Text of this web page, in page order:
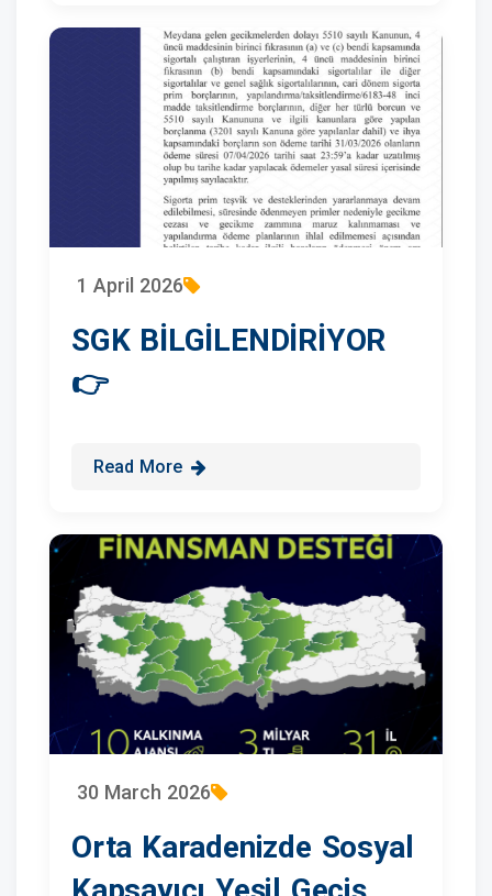
1 April 2026
SGK BİLGİLENDİRİYOR
👉
Read More
30 March 2026
Orta Karadenizde Sosyal